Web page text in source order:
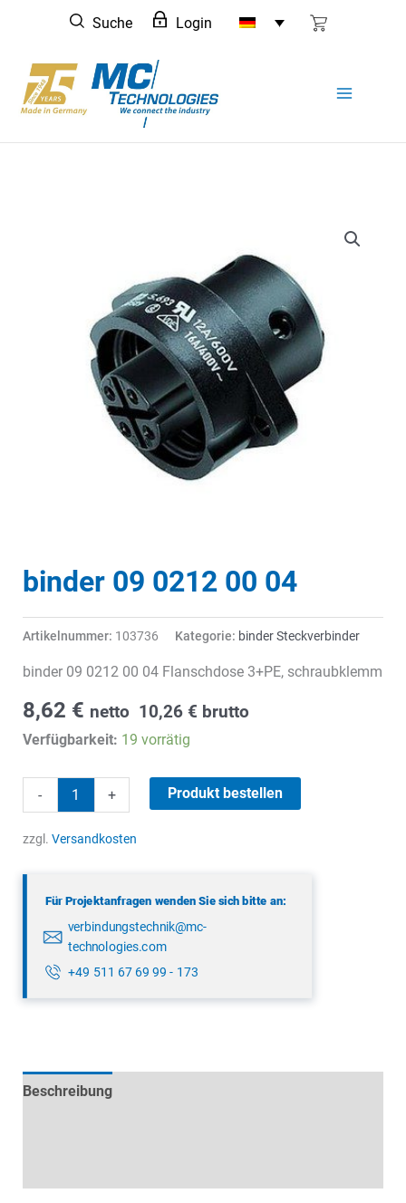
springen
Suche Login
binder 09 0212 00 04
Artikelnummer: 103736 Kategorie: binder Steckverbinder
binder 09 0212 00 04 Flanschdose 3+PE, schraubklemm
8,62 € netto 10,26 € brutto
Verfügbarkeit: 19 vorrätig
-
09
0212
+ Produkt bestellen
zzgl. Versandkosten
Für Projektanfragen wenden Sie sich bitte an:
verbindungstechnik@mc-
technologies.com
+49 511 67 69 99 - 173
Beschreibung